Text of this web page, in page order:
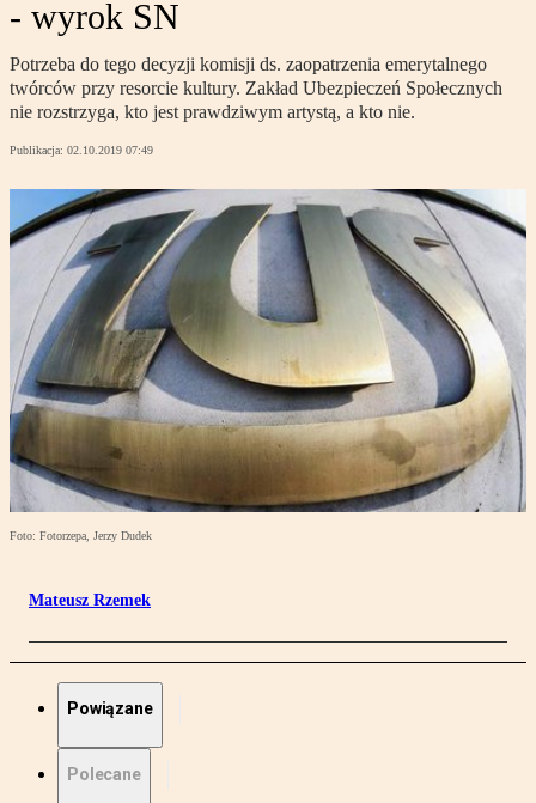
- wyrok SN
Potrzeba do tego decyzji komisji ds. zaopatrzenia emerytalnego
twórców przy resorcie kultury. Zakład Ubezpieczeń Społecznych
nie rozstrzyga, kto jest prawdziwym artystą, a kto nie.
Publikacja: 02.10.2019 07:49
Foto: Fotorzepa, Jerzy Dudek
Mateusz Rzemek
Powiązane
Polecane